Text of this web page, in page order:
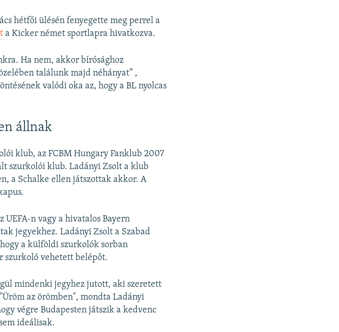
hétfői ülésén fenyegette meg perrel a
a Kicker német sportlapra hivatkozva.
Ha nem, akkor bírósághoz
találunk majd néhányat” ,
valódi oka az, hogy a BL nyolcas
állnak
klub, az FCBM Hungary Fanklub 2007
szurkolói klub. Ladányi Zsolt a klub
a Schalke ellen játszottak akkor. A
n vagy a hivatalos Bayern
jegyekhez. Ladányi Zsolt a Szabad
a külföldi szurkolók sorban
szurkoló vehetett belépőt.
mindenki jegyhez jutott, aki szeretett
az örömben", mondta Ladányi
végre Budapesten játszik a kedvenc
ideálisak.